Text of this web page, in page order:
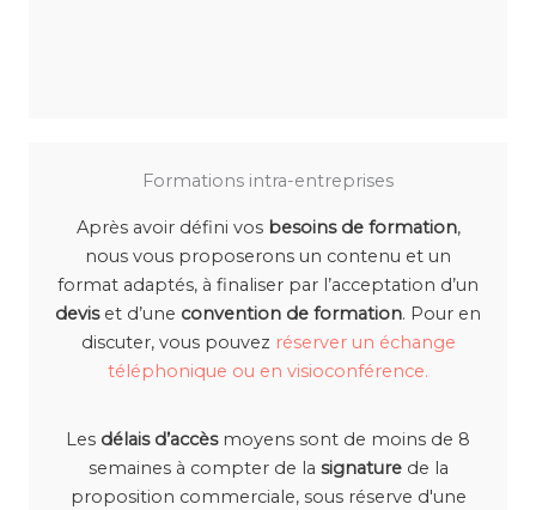
Formations intra-entreprises
Après avoir défini vos besoins de formation,
nous vous proposerons un contenu et un
format adaptés, à finaliser par l’acceptation d’un
deviset d’une convention de formation. Pour en
discuter, vous pouvez réserver un échange
téléphonique ou en visioconférence.
Les délais d’accèsmoyens sont de moins de 8
semaines à compter de la signaturede la
proposition commerciale, sous réserve d'une